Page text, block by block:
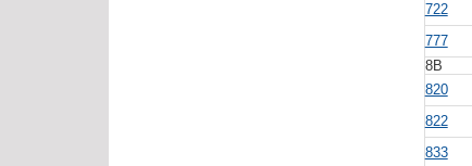
722
777
8B
820
822
833